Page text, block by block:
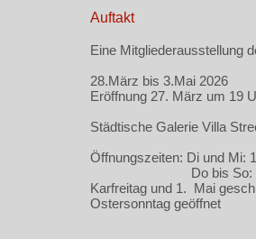
Auftakt
Eine Mitgliederausstellung
28.März bis 3.Mai 2026
Eröffnung 27. März um 19
Städtische Galerie Villa
Öffnungszeiten: Di und Mi:
Do bis So: 14-
Karfreitag und 1. Mai
Ostersonntag geöffnet